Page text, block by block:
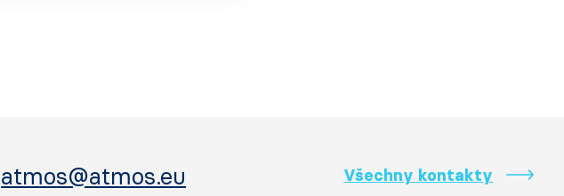
atmos@atmos.eu Všechny kontakty